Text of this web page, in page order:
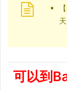
可以到